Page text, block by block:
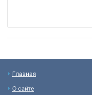
Главная
О сайте